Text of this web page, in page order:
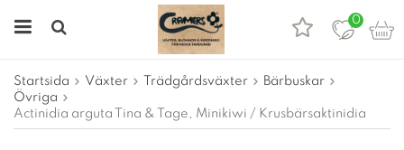
0
Startsida Växter Trädgårdsväxter
Bärbuskar
Övriga
Actinidia arguta Tina & Tage, Minikiwi / Krusbärsaktinidia